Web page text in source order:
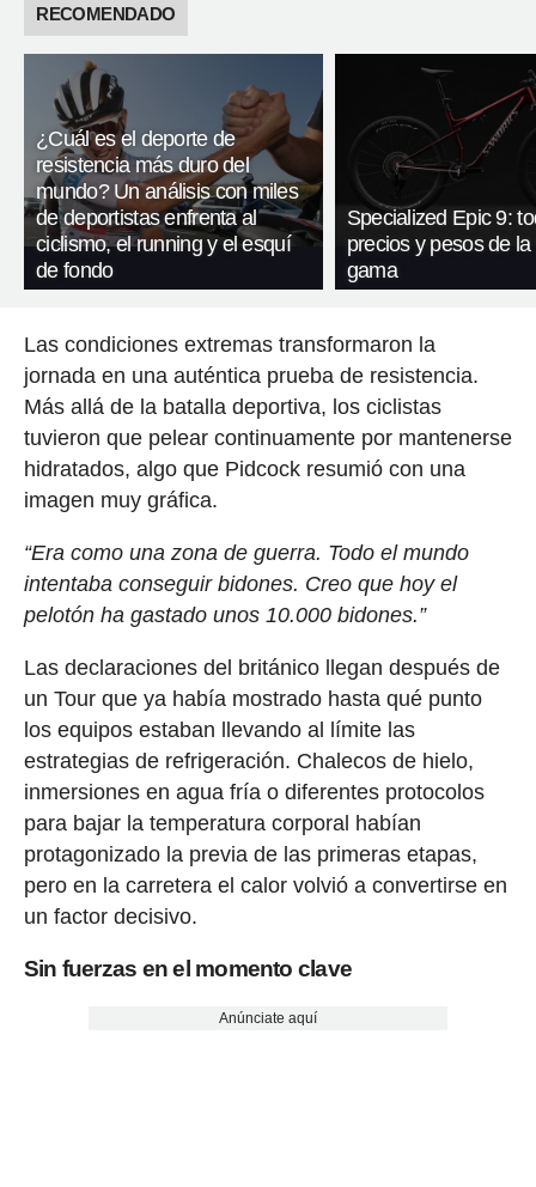
RECOMENDADO
¿Cuál es el deporte de
resistencia más duro del
mundo? Un análisis con miles
de deportistas enfrenta al
ciclismo, el running y el esquí
de fondo
Specialized Epic 9:
precios y pesos de
gama
Las condiciones extremas transformaron la
jornada en una auténtica prueba de resistencia.
Más allá de la batalla deportiva, los ciclistas
tuvieron que pelear continuamente por mantenerse
hidratados, algo que Pidcock resumió con una
imagen muy gráfica.
“Era como una zona de guerra. Todo el mundo
intentaba conseguir bidones. Creo que hoy el
pelotón ha gastado unos 10.000 bidones.”
Las declaraciones del británico llegan después de
un Tour que ya había mostrado hasta qué punto
los equipos estaban llevando al límite las
estrategias de refrigeración. Chalecos de hielo,
inmersiones en agua fría o diferentes protocolos
para bajar la temperatura corporal habían
protagonizado la previa de las primeras etapas,
pero en la carretera el calor volvió a convertirse en
un factor decisivo.
Sin fuerzas en el momento clave
Anúnciate aquí